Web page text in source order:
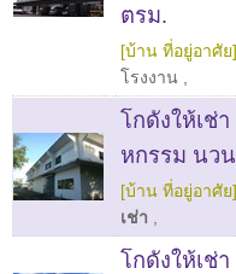
ตรม.
[บ้าน ที่อยู่อาศัย]
โรงงาน
โกดังให้เช่
หกรรม นวน
[บ้าน ที่อยู่อาศัย]
เช่า
โกดังให้เช่